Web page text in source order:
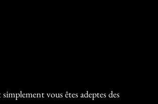
vous êtes adeptes des